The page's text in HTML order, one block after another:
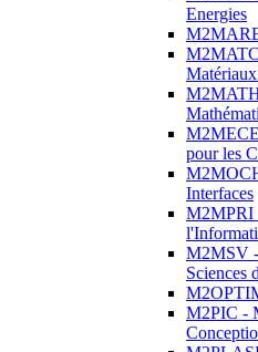
Energies
pour les
Interfaces
M2MPRI
M2MSV
Sciences
M2PIC -